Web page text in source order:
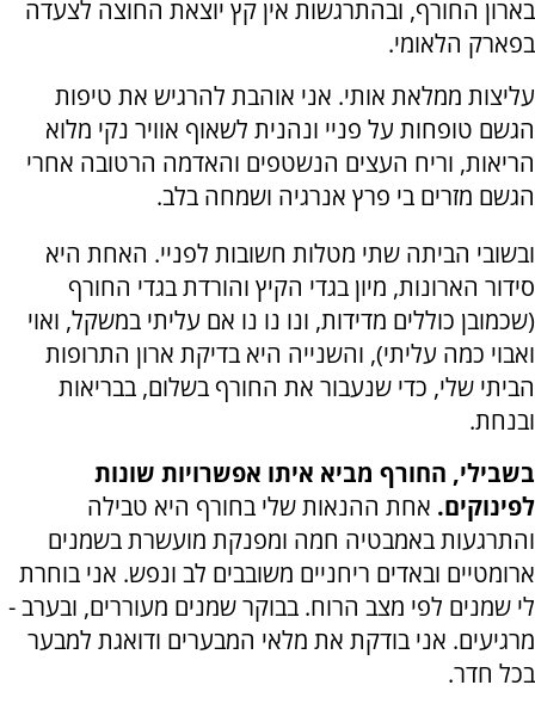
בארון החורף, ובהתרגשות אין קץ יוצאת החוצה לצעדה
בפארק הלאומי.
עליצות ממלאת אותי. אני אוהבת להרגיש את טיפות
הגשם טופחות על פניי ונהנית לשאוף אוויר נקי מלוא
הריאות, וריח העצים הנשטפים והאדמה הרטובה אחרי
הגשם מזרים בי פרץ אנרגיה ושמחה בלב.
ובשובי הביתה שתי מטלות חשובות לפניי. האחת היא
סידור הארונות, מיון בגדי הקיץ והורדת בגדי החורף
(שכמובן כוללים מדידות, ונו נו נו אם עליתי במשקל, ואוי
ואבוי כמה עליתי), והשנייה היא בדיקת ארון התרופות
הביתי שלי, כדי שנעבור את החורף בשלום, בבריאות
ובנחת.
בשבילי, החורף מביא איתו אפשרויות שונות
לפינוקים. אחת ההנאות שלי בחורף היא טבילה
והתרגעות באמבטיה חמה ומפנקת מועשרת בשמנים
ארומטיים ובאדים ריחניים משובבים לב ונפש. אני בוחרת
לי שמנים לפי מצב הרוח. בבוקר שמנים מעוררים, ובערב -
מרגיעים. אני בודקת את מלאי המבערים ודואגת למבער
בכל חדר.